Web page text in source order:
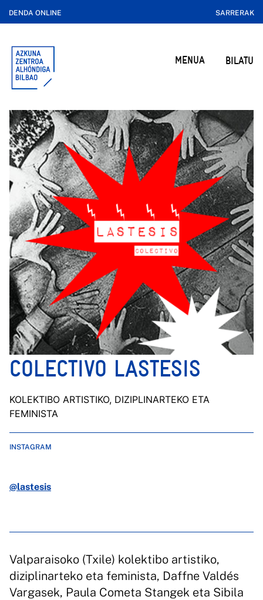
DENDA ONLINE SARRERAK
MENUA BILATU
COLECTIVO LASTESIS
KOLEKTIBO ARTISTIKO, DIZIPLINARTEKO ETA
FEMINISTA
INSTAGRAM
@lastesis
Valparaisoko (Txile) kolektibo artistiko,
diziplinarteko eta feminista, Daffne Valdés
Vargasek, Paula Cometa Stangek eta Sibila